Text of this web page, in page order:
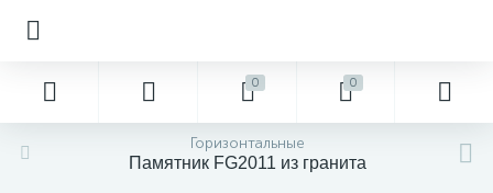
0 0
Горизонтальные
Памятник FG2011 из гранита